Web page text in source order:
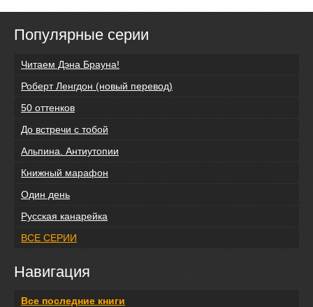
Популярные серии
Читаем Дэна Брауна!
Роберт Ленгдон (новый перевод)
50 оттенков
До встречи с тобой
Альпина. Антиутопии
Книжный марафон
Один день
Русская канарейка
ВСЕ СЕРИИ
Навигация
Все последние книги